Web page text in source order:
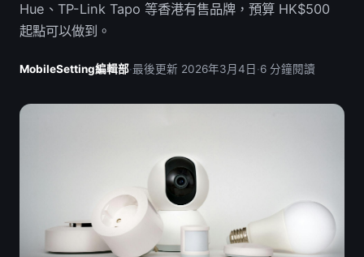
Hue、TP-Link Tapo 等香港有售品牌，預算 HK$500
起點可以做到。
MobileSetting編輯部·最後更新 2026年3月4日 ·6 分鐘閱讀